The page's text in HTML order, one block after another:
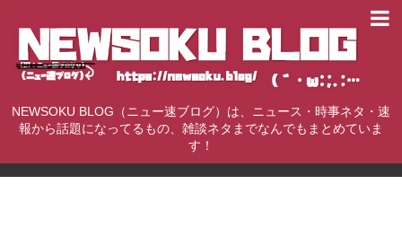
NEWSOKU BLOG（ニュー速ブログ）は、ニュース・時事ネタ・速
報から話題になってるもの、雑談ネタまでなんでもまとめていま
す！